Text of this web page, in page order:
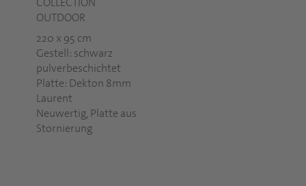
OUTDOOR
220 x 95 cm
Gestell: schwarz
pulverbeschichtet
Platte: Dekton 8mm
Laurent
Neuwertig, Platte aus
Stornierung